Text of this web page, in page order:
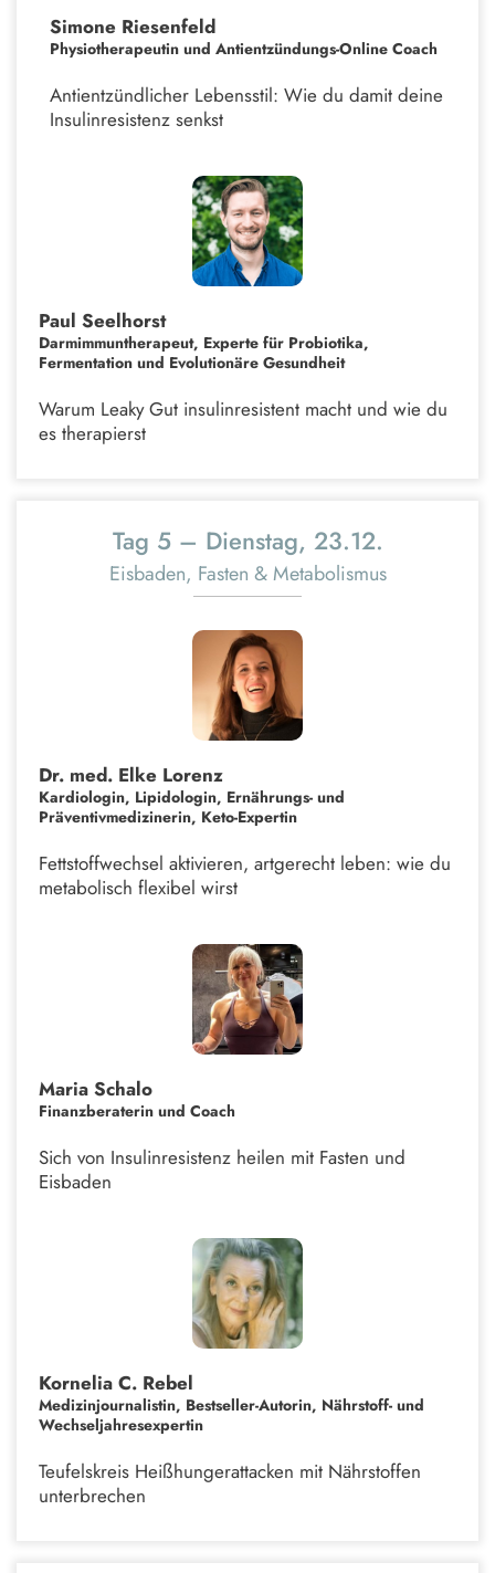
Simone Riesenfeld
Physiotherapeutin und Antientzündungs-Online Coach
Antientzündlicher Lebensstil: Wie du damit deine
Insulinresistenz senkst
Paul Seelhorst
Darmimmuntherapeut, Experte für Probiotika,
Fermentation und Evolutionäre Gesundheit
Warum Leaky Gut insulinresistent macht und wie du
es therapierst
Tag 5 – Dienstag, 23.12.
Eisbaden, Fasten & Metabolismus
Dr. med. Elke Lorenz
Kardiologin, Lipidologin, Ernährungs- und
Präventivmedizinerin, Keto-Expertin
Fettstoffwechsel aktivieren, artgerecht leben: wie du
metabolisch flexibel wirst
Maria Schalo
Finanzberaterin und Coach
Sich von Insulinresistenz heilen mit Fasten und
Eisbaden
Kornelia C. Rebel
Medizinjournalistin, Bestseller-Autorin, Nährstoff- und
Wechseljahresexpertin
Teufelskreis Heißhungerattacken mit Nährstoffen
unterbrechen